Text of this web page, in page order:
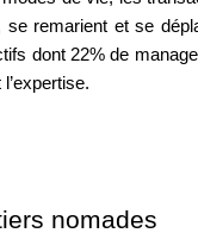
remarient et se
dont 22% de
nomades